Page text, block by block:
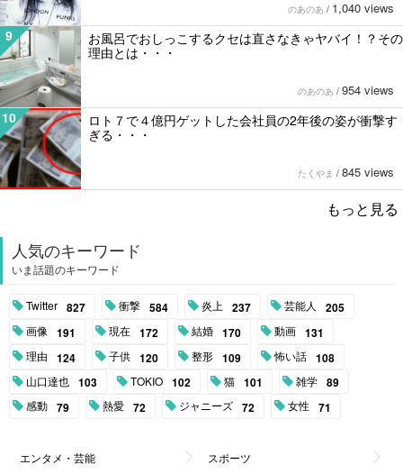
のあのあ / 1,040 views
9
お風呂でおしっこするクセは直さなきゃヤバイ！？その
理由とは・・・
のあのあ / 954 views
10
ロト７で４億円ゲットした会社員の2年後の姿が衝撃す
ぎる・・・
たくやま / 845 views
もっと見る
人気のキーワード
いま話題のキーワード
Twitter 827 衝撃 584 炎上 237 芸能人 205
画像 191 現在 172 結婚 170 動画 131
理由 124 子供 120 整形 109 怖い話 108
山口達也 103 TOKIO 102 猫 101 雑学 89
感動 79 熱愛 72 ジャニーズ 72 女性 71
エンタメ・芸能 スポーツ